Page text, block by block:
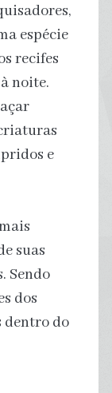
espécie
recifes
noite.
e
suas
Sendo
dos
dentro do